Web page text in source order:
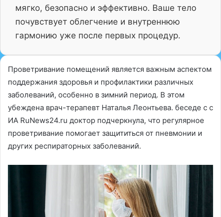
мягко, безопасно и эффективно. Ваше тело
почувствует облегчение и внутреннюю
гармонию уже после первых процедур.
Проветривание помещений является важным аспектом
поддержания здоровья и профилактики различных
заболеваний, особенно в зимний период. В этом
убеждена врач-терапевт Наталья Леонтьева. беседе с с
ИА RuNews24.ru доктор подчеркнула, что регулярное
проветривание помогает защититься от пневмонии и
других респираторных заболеваний.